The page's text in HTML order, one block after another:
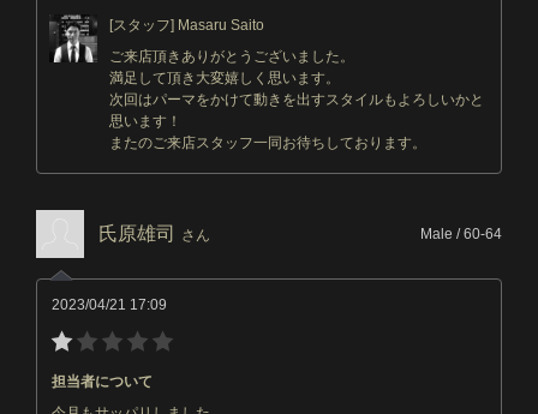
[スタッフ] Masaru Saito
ご来店頂きありがとうございました。
満足して頂き大変嬉しく思います。
次回はパーマをかけて動きを出すスタイルもよろしいかと
思います！
またのご来店スタッフ一同お待ちしております。
氏原雄司 さん Male / 60-64
2023/04/21 17:09
担当者について